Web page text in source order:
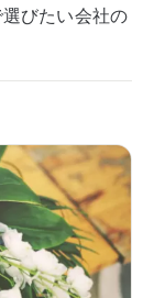
びたい会社の